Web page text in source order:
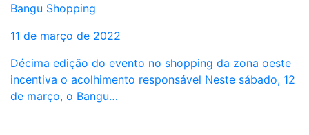
Bangu Shopping
11 de março de 2022
Décima edição do evento no shopping da zona oeste
incentiva o acolhimento responsável Neste sábado, 12
de março, o Bangu…